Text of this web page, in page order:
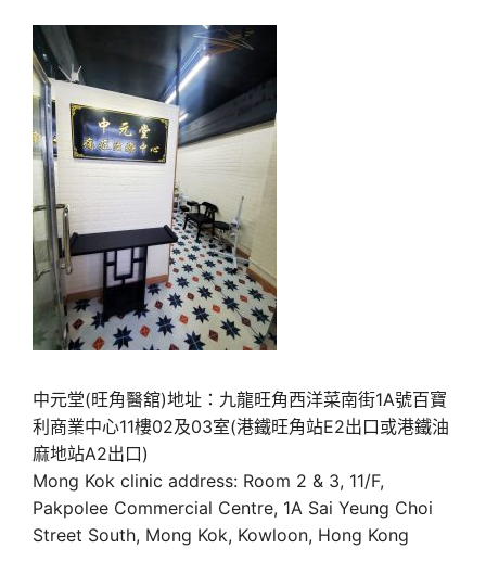
中元堂(旺角醫舘)地址：九龍旺角西洋菜南街1A號百寶
利商業中心11樓02及03室(港鐵旺角站E2出口或港鐵油
麻地站A2出口)
Mong Kok clinic address: Room 2 & 3, 11/F,
Pakpolee Commercial Centre, 1A Sai Yeung Choi
Street South, Mong Kok, Kowloon, Hong Kong